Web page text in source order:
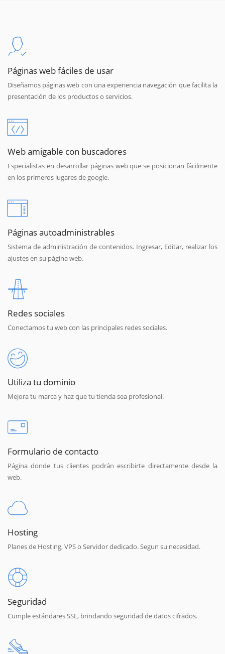
Páginas web fáciles de usar
Diseñamos páginas web con una experiencia navegación que facilita la
presentación de los productos o servicios.
Web amigable con buscadores
Especialistas en desarrollar páginas web que se posicionan fácilmente
en los primeros lugares de google.
Páginas autoadministrables
Sistema de administración de contenidos. Ingresar, Editar, realizar los
ajustes en su página web.
Redes sociales
Conectamos tu web con las principales redes sociales.
Utiliza tu dominio
Mejora tu marca y haz que tu tienda sea profesional.
Formulario de contacto
Página donde tus clientes podrán escribirte directamente desde la
web.
Hosting
Planes de Hosting, VPS o Servidor dedicado. Segun su necesidad.
Seguridad
Cumple estándares SSL, brindando seguridad de datos cifrados.